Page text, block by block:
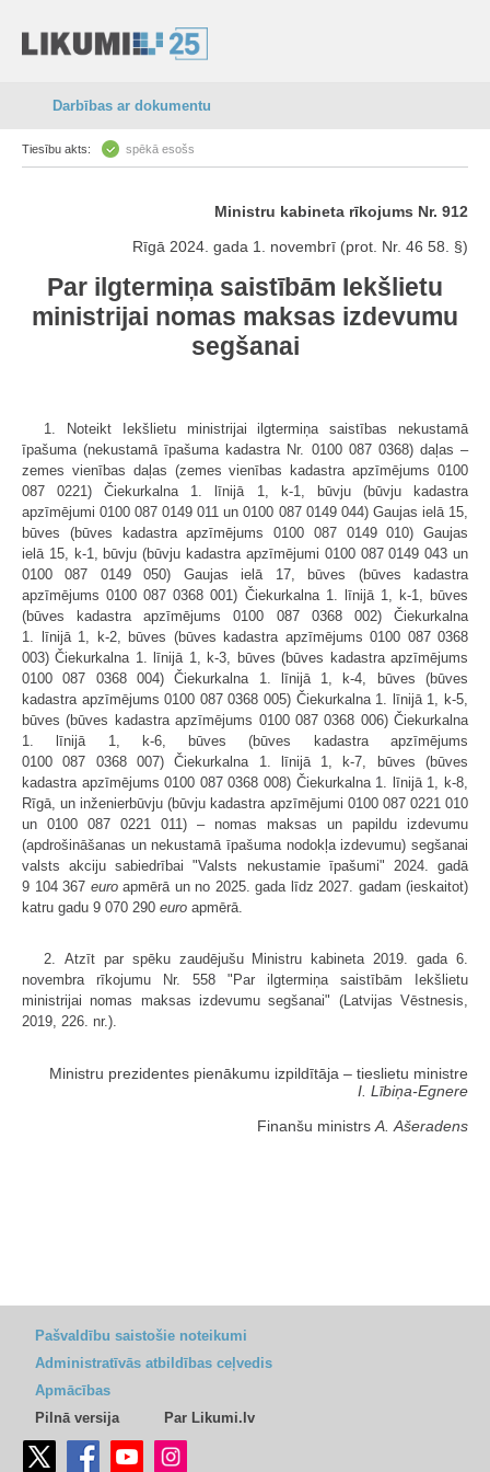
Darbības ar dokumentu
Tiesību akts: spēkā esošs
Ministru kabineta rīkojums Nr. 912
Rīgā 2024. gada 1. novembrī (prot. Nr. 46 58. §)
Par ilgtermiņa saistībām Iekšlietu
ministrijai nomas maksas izdevumu
segšanai
1. Noteikt Iekšlietu ministrijai ilgtermiņa saistības nekustamā
īpašuma (nekustamā īpašuma kadastra Nr. 0100 087 0368) daļas –
zemes vienības daļas (zemes vienības kadastra apzīmējums 0100
087 0221) Čiekurkalna 1. līnijā 1, k-1, būvju (būvju kadastra
apzīmējumi 0100 087 0149 011 un 0100 087 0149 044) Gaujas ielā 15,
būves (būves kadastra apzīmējums 0100 087 0149 010) Gaujas
ielā 15, k-1, būvju (būvju kadastra apzīmējumi 0100 087 0149 043 un
0100 087 0149 050) Gaujas ielā 17, būves (būves kadastra
apzīmējums 0100 087 0368 001) Čiekurkalna 1. līnijā 1, k-1, būves
(būves kadastra apzīmējums 0100 087 0368 002) Čiekurkalna
1. līnijā 1, k-2, būves (būves kadastra apzīmējums 0100 087 0368
003) Čiekurkalna 1. līnijā 1, k-3, būves (būves kadastra apzīmējums
0100 087 0368 004) Čiekurkalna 1. līnijā 1, k-4, būves (būves
kadastra apzīmējums 0100 087 0368 005) Čiekurkalna 1. līnijā 1, k-5,
būves (būves kadastra apzīmējums 0100 087 0368 006) Čiekurkalna
1. līnijā 1, k-6, būves (būves kadastra apzīmējums
0100 087 0368 007) Čiekurkalna 1. līnijā 1, k-7, būves (būves
kadastra apzīmējums 0100 087 0368 008) Čiekurkalna 1. līnijā 1, k-8,
Rīgā, un inženierbūvju (būvju kadastra apzīmējumi 0100 087 0221 010
un 0100 087 0221 011) – nomas maksas un papildu izdevumu
(apdrošināšanas un nekustamā īpašuma nodokļa izdevumu) segšanai
valsts akciju sabiedrībai "Valsts nekustamie īpašumi" 2024. gadā
9 104 367 euroapmērā un no 2025. gada līdz 2027. gadam (ieskaitot)
katru gadu 9 070 290 euro apmērā.
2. Atzīt par spēku zaudējušu Ministru kabineta 2019. gada 6.
novembra rīkojumu Nr. 558 "Par ilgtermiņa saistībām Iekšlietu
ministrijai nomas maksas izdevumu segšanai" (Latvijas Vēstnesis,
2019, 226. nr.).
Ministru prezidentes pienākumu izpildītāja ‒ tieslietu ministre
I. Lībiņa-Egnere
Finanšu ministrs A. Ašeradens
Pašvaldību saistošie noteikumi
Administratīvās atbildības ceļvedis
Apmācības
Pilnā versija
Par Likumi.lv